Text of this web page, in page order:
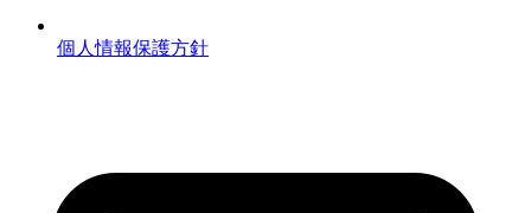
個人情報保護方針